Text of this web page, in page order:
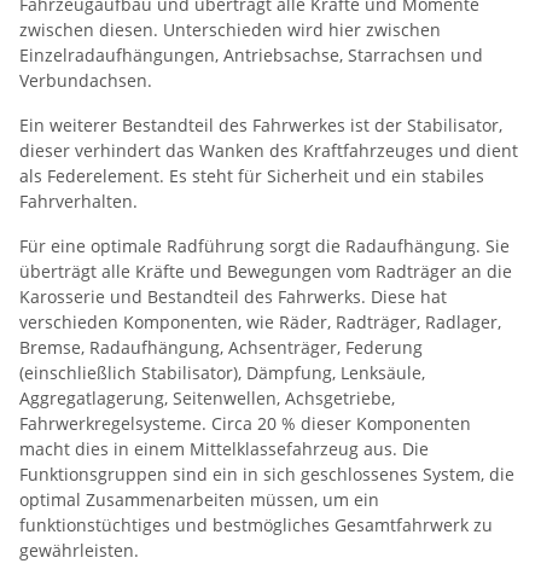
zwischen diesen. Unterschieden wird hier zwischen
Einzelradaufhängungen, Antriebsachse, Starrachsen und
Verbundachsen.
Ein weiterer Bestandteil des Fahrwerkes ist der Stabilisator,
dieser verhindert das Wanken des Kraftfahrzeuges und dient
als Federelement. Es steht für Sicherheit und ein stabiles
Fahrverhalten.
Für eine optimale Radführung sorgt die Radaufhängung. Sie
überträgt alle Kräfte und Bewegungen vom Radträger an die
Karosserie und Bestandteil des Fahrwerks. Diese hat
verschieden Komponenten, wie Räder, Radträger, Radlager,
Bremse, Radaufhängung, Achsenträger, Federung
(einschließlich Stabilisator), Dämpfung, Lenksäule,
Aggregatlagerung, Seitenwellen, Achsgetriebe,
Fahrwerkregelsysteme. Circa 20 % dieser Komponenten
macht dies in einem Mittelklassefahrzeug aus. Die
Funktionsgruppen sind ein in sich geschlossenes System, die
optimal Zusammenarbeiten müssen, um ein
funktionstüchtiges und bestmögliches Gesamtfahrwerk zu
gewährleisten.